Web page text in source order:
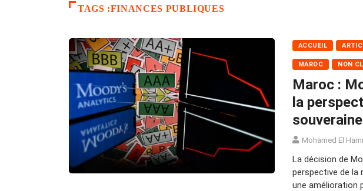
TAGS :FINANCES PUBLIQUES
ACCUEIL
MAROC NON
Maroc :
la
Mohamed El
La décision de
perspective de la
une amélioration